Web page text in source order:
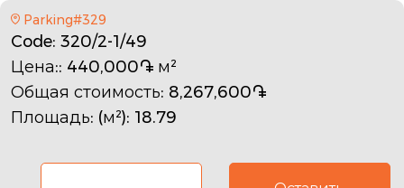
Parking#329
Code: 320/2-1/49
Цена:: 440,000֏ м²
Общая стоимость: 8,267,600֏
Площадь: (м²): 18.79